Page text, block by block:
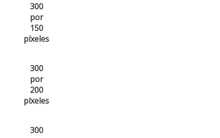
300
por
150
píxeles
300
por
200
píxeles
300